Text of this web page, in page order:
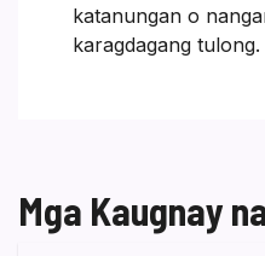
katanungan o
karagdagang tulong.
Mga Kaugnay